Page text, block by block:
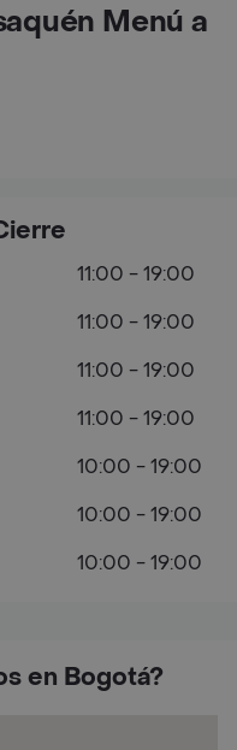
Menú a
en Bogotá?
11:00 - 19:00
11:00 - 19:00
11:00 - 19:00
11:00 - 19:00
10:00 - 19:00
10:00 - 19:00
10:00 - 19:00